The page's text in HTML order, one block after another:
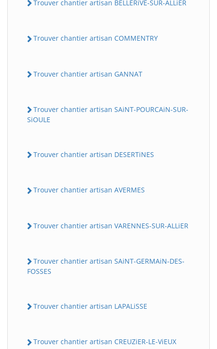
Trouver chantier artisan BELLERiVE-SUR-ALLiER
Trouver chantier artisan COMMENTRY
Trouver chantier artisan GANNAT
Trouver chantier artisan SAiNT-POURCAiN-SUR-
SiOULE
Trouver chantier artisan DESERTiNES
Trouver chantier artisan AVERMES
Trouver chantier artisan VARENNES-SUR-ALLiER
Trouver chantier artisan SAiNT-GERMAiN-DES-
FOSSES
Trouver chantier artisan LAPALiSSE
Trouver chantier artisan CREUZiER-LE-ViEUX